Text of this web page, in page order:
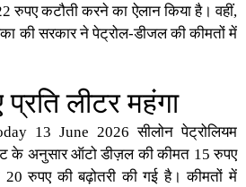
रुपए कटौती करने का ऐलान किया है। वहीं,
की सरकारने पेट्रोल-डीजल की कीमतों में
लीटर महंगा
13 June 2026 सीलोन पेट्रोलियम
के अनुसार ऑटो डीज़ल की कीमत 15 रुपए
रुपए की बढ़ोतरी की गई है। कीमतों में